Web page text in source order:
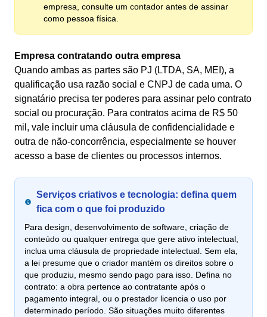
empresa, consulte um contador antes de assinar
como pessoa física.
Empresa contratando outra empresa
Quando ambas as partes são PJ (LTDA, SA, MEI), a
qualificação usa razão social e CNPJ de cada uma. O
signatário precisa ter poderes para assinar pelo contrato
social ou procuração. Para contratos acima de R$ 50
mil, vale incluir uma cláusula de confidencialidade e
outra de não-concorrência, especialmente se houver
acesso a base de clientes ou processos internos.
Serviços criativos e tecnologia: defina quem
fica com o que foi produzido
Para design, desenvolvimento de software, criação de
conteúdo ou qualquer entrega que gere ativo intelectual,
inclua uma cláusula de propriedade intelectual. Sem ela,
a lei presume que o criador mantém os direitos sobre o
que produziu, mesmo sendo pago para isso. Defina no
contrato: a obra pertence ao contratante após o
pagamento integral, ou o prestador licencia o uso por
determinado período. São situações muito diferentes